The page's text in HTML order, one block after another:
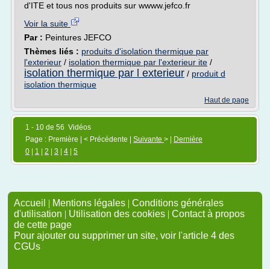
d'ITE et tous nos produits sur wwww.jefco.fr
Voir la suite
Par : Peintures JEFCO
Thèmes liés : produits d'isolation thermique par
l'exterieur / isolation thermique par l'exterieur ite /
isolation thermique par l exterieur / produit d
isolation thermique
Haut de page
1 - 10 de 56 Vidéos
Page : Première | < Précédente | Suivante > |
Dernière
0
1 2 3 4 5
Accueil | Mentions légales | Conditions générales
d'utilisation | Utilisation des cookies | Contact à propos
de cette page
Pour ajouter ou supprimer un site, voir l'article 4 des
CGUs